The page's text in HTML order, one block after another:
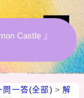
Castle 』
問一答(全部) >解